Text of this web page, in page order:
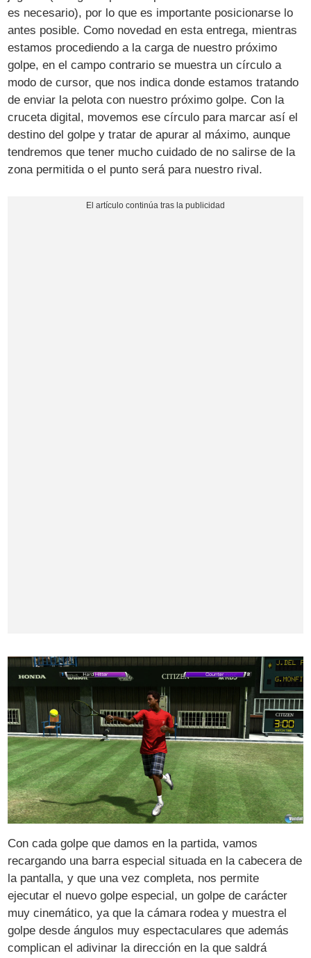
es necesario), por lo que es importante posicionarse lo
antes posible. Como novedad en esta entrega, mientras
estamos procediendo a la carga de nuestro próximo
golpe, en el campo contrario se muestra un círculo a
modo de cursor, que nos indica donde estamos tratando
de enviar la pelota con nuestro próximo golpe. Con la
cruceta digital, movemos ese círculo para marcar así el
destino del golpe y tratar de apurar al máximo, aunque
tendremos que tener mucho cuidado de no salirse de la
zona permitida o el punto será para nuestro rival.
Con cada golpe que damos en la partida, vamos
recargando una barra especial situada en la cabecera de
la pantalla, y que una vez completa, nos permite
ejecutar el nuevo golpe especial, un golpe de carácter
muy cinemático, ya que la cámara rodea y muestra el
golpe desde ángulos muy espectaculares que además
complican el adivinar la dirección en la que saldrá